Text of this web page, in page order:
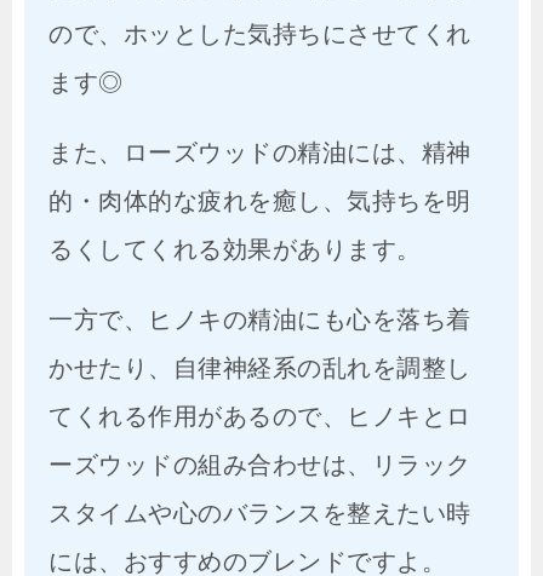
ので、ホッとした気持ちにさせてくれ
ます◎
また、ローズウッドの精油には、精神
的・肉体的な疲れを癒し、気持ちを明
るくしてくれる効果があります。
一方で、ヒノキの精油にも心を落ち着
かせたり、自律神経系の乱れを調整し
てくれる作用があるので、ヒノキとロ
ーズウッドの組み合わせは、リラック
スタイムや心のバランスを整えたい時
には、おすすめのブレンドですよ。